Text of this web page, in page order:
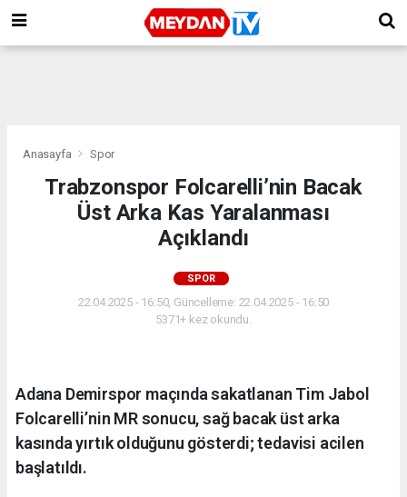
Anasayfa Spor
Trabzonspor Folcarelli’nin Bacak
Üst Arka Kas Yaralanması
Açıklandı
SPOR
22.04.2025 - 16:50, Güncelleme: 22.04.2025 - 16:50
5371+ kez okundu.
Adana Demirspor maçında sakatlanan Tim Jabol
Folcarelli’nin MR sonucu, sağ bacak üst arka
kasında yırtık olduğunu gösterdi; tedavisi acilen
başlatıldı.